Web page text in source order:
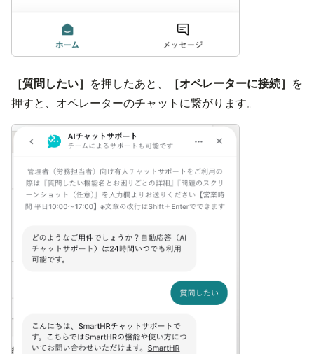
［質問したい］ を押したあと、 ［オペレーターに接続］ を